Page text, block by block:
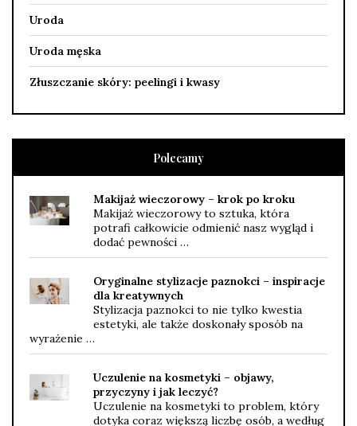
Uroda
Uroda męska
Złuszczanie skóry: peelingi i kwasy
Polecamy
Makijaż wieczorowy – krok po kroku
Makijaż wieczorowy to sztuka, która
potrafi całkowicie odmienić nasz wygląd i
dodać pewności …
Oryginalne stylizacje paznokci – inspiracje
dla kreatywnych
Stylizacja paznokci to nie tylko kwestia
estetyki, ale także doskonały sposób na
wyrażenie …
Uczulenie na kosmetyki – objawy,
przyczyny i jak leczyć?
Uczulenie na kosmetyki to problem, który
dotyka coraz większą liczbę osób, a według